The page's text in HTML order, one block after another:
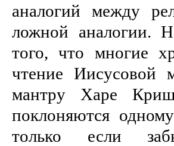
аналогий между
ложной аналогии.
того, что многие
чтение Иисусовой
мантру Харе
поклоняются
только если